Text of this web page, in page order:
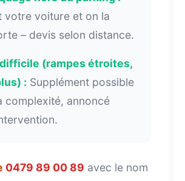
votre voiture et on la
– devis selon distance.
(rampes étroites,
: Supplément possible
complexité, annoncé
0479 89 00 89 avec le nom